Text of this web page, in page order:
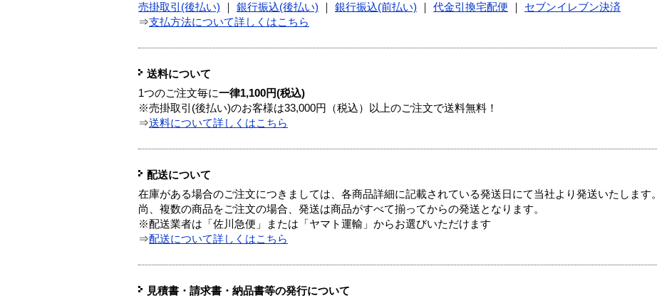
売掛取引(後払い) 銀行振込(後払い) 銀行振込(前払い) 代金引換宅配便
セブンイレブン決済
⇒支払方法について詳しくはこちら
送料について
1つのご注文毎に一律1,100円(税込)
※売掛取引(後払い)のお客様は33,000円（税込）以上のご注文で送料無料！
⇒送料について詳しくはこちら
配送について
在庫がある場合のご注文につきましては、各商品詳細に記載されている発送日にて当社より発送いたします。
尚、複数の商品をご注文の場合、発送は商品がすべて揃ってからの発送となります。
※配送業者は「佐川急便」または「ヤマト運輸」からお選びいただけます
⇒配送について詳しくはこちら
見積書・請求書・納品書等の発行について